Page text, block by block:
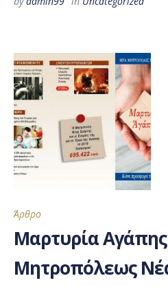
Άρθρο
Μαρτυρία Αγάπης
Μητροπόλεως